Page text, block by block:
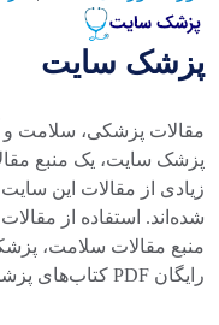
پزشک سایت
مقالات پزشکی، سلامت
پزشک سایت، یک منبع
زیادی از مقالات این
شده‌اند. استفاده از
منبع مقالات سلامت،
رایگان PDF کتاب‌های پزشکی.